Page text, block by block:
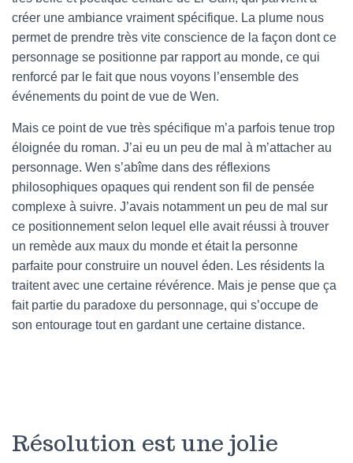
créer une ambiance vraiment spécifique. La plume nous
permet de prendre très vite conscience de la façon dont ce
personnage se positionne par rapport au monde, ce qui
renforcé par le fait que nous voyons l’ensemble des
événements du point de vue de Wen.
Mais ce point de vue très spécifique m’a parfois tenue trop
éloignée du roman. J’ai eu un peu de mal à m’attacher au
personnage. Wen s’abîme dans des réflexions
philosophiques opaques qui rendent son fil de pensée
complexe à suivre. J’avais notamment un peu de mal sur
ce positionnement selon lequel elle avait réussi à trouver
un remède aux maux du monde et était la personne
parfaite pour construire un nouvel éden. Les résidents la
traitent avec une certaine révérence. Mais je pense que ça
fait partie du paradoxe du personnage, qui s’occupe de
son entourage tout en gardant une certaine distance.
Résolution est une jolie